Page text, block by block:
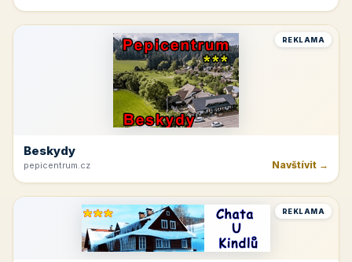
REKLAMA
Beskydy
pepicentrum.cz Navštívit →
REKLAMA